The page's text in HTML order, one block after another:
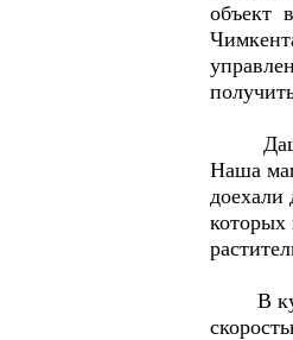
объект
Даша
Наша
доехали
В